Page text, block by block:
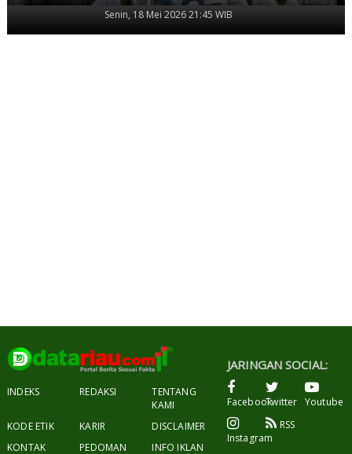
Senin, 18 Mei 2026 21:45 WIB
INDEKS REDAKSI
TENTANG
KAMI
KODE ETIK
KARIR
DISCLAIMER
KONTAK
PEDOMAN
INFO IKLAN
JARINGAN SOCIAL:
FacebookTwitter Youtube
Instagram
RSS